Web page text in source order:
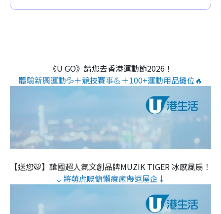
《U GO》請您去香港運動節2026！
體驗新興運動💦＋競技賽事💪＋100+運動用品攤位🔥
【送您🐯】韓國超人氣文創品牌MUZIK TIGER 冰感風扇！
↓將萌虎嘅慵懶療癒帶返屋企↓